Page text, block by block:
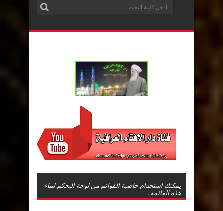
يمكنك إستخدام خاصية القوائم من لوحة التحكم لبناء
هذه القائمة .